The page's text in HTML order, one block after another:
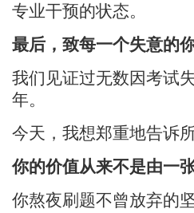
专业干预的状态。
最后，致每一个失意的
我们见证过无数因考试
年。
今天，我想郑重地告诉
你的价值从来不是由一
你熬夜刷题不曾放弃的